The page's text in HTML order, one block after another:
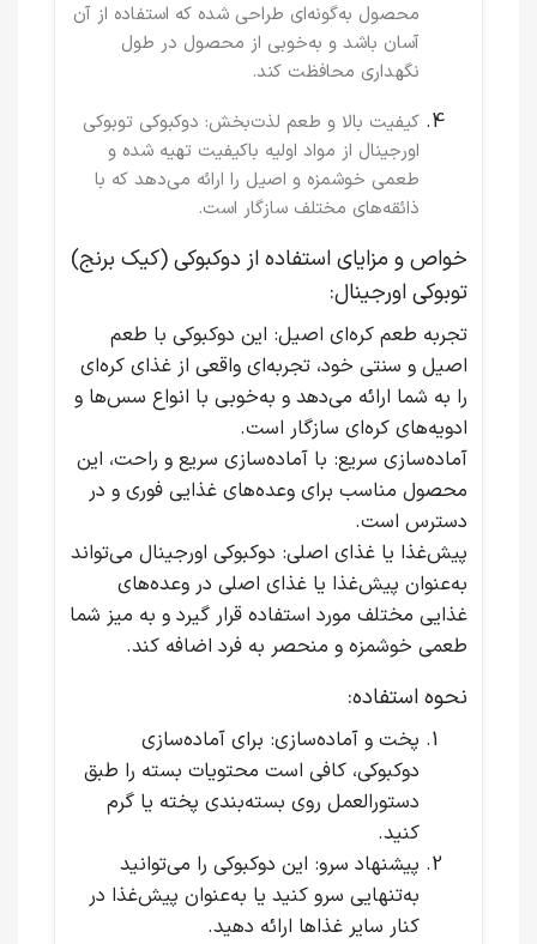
محصول به‌گونه‌ای طراحی شده که استفاده از آن
آسان باشد و به‌خوبی از محصول در طول
نگهداری محافظت کند.
کیفیت بالا و طعم لذت‌بخش: دوکبوکی توبوکی
اورجینال از مواد اولیه باکیفیت تهیه شده و
طعمی خوشمزه و اصیل را ارائه می‌دهد که با
ذائقه‌های مختلف سازگار است.
خواص و مزایای استفاده از دوکبوکی (کیک برنج)
توبوکی اورجینال:
تجربه طعم کره‌ای اصیل: این دوکبوکی با طعم
اصیل و سنتی خود، تجربه‌ای واقعی از غذای کره‌ای
را به شما ارائه می‌دهد و به‌خوبی با انواع سس‌ها و
ادویه‌های کره‌ای سازگار است.
آماده‌سازی سریع: با آماده‌سازی سریع و راحت، این
محصول مناسب برای وعده‌های غذایی فوری و در
دسترس است.
پیش‌غذا یا غذای اصلی: دوکبوکی اورجینال می‌تواند
به‌عنوان پیش‌غذا یا غذای اصلی در وعده‌های
غذایی مختلف مورد استفاده قرار گیرد و به میز شما
طعمی خوشمزه و منحصر به فرد اضافه کند.
نحوه استفاده:
پخت و آماده‌سازی: برای آماده‌سازی
دوکبوکی، کافی است محتویات بسته را طبق
دستورالعمل روی بسته‌بندی پخته یا گرم
کنید.
پیشنهاد سرو: این دوکبوکی را می‌توانید
به‌تنهایی سرو کنید یا به‌عنوان پیش‌غذا در
کنار سایر غذاها ارائه دهید.